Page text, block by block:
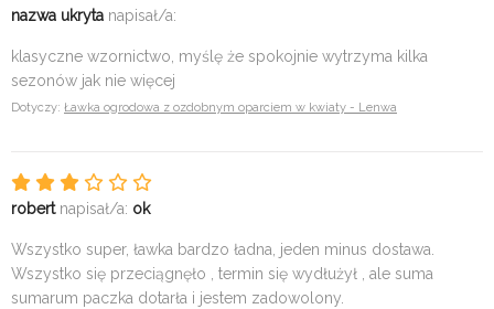
nazwa ukryta napisał/a:
klasyczne wzornictwo, myślę że spokojnie wytrzyma kilka
sezonów jak nie więcej
Dotyczy: Ławka ogrodowa z ozdobnym oparciem w kwiaty - Lenwa
robertnapisał/a: ok
Wszystko super, ławka bardzo ładna, jeden minus dostawa.
Wszystko się przeciągnęło , termin się wydłużył , ale suma
sumarum paczka dotarła i jestem zadowolony.